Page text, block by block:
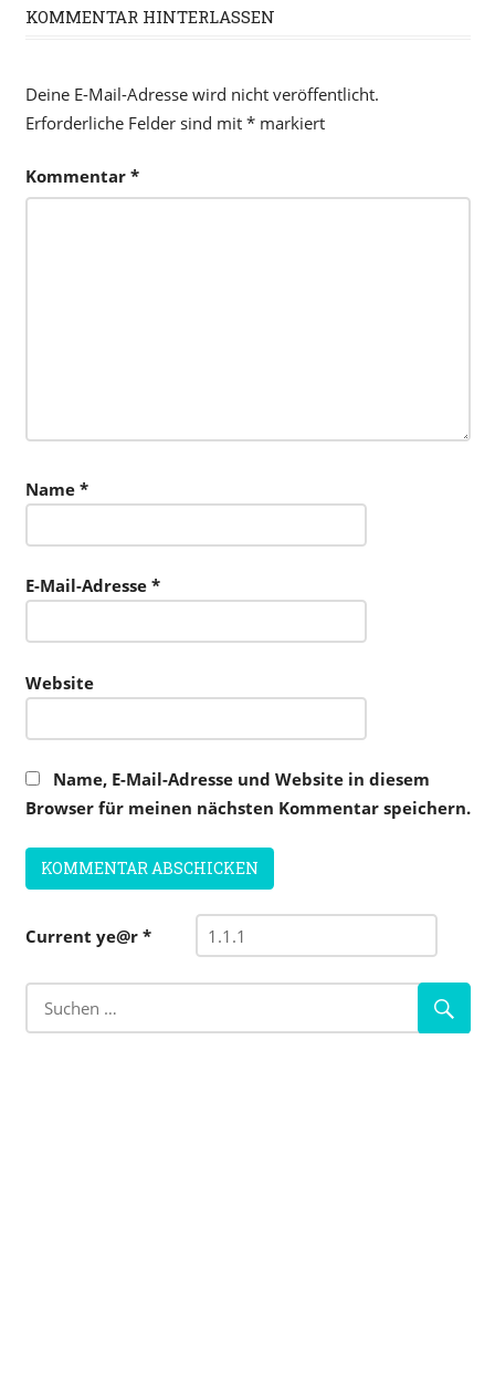
KOMMENTAR HINTERLASSEN
Deine E-Mail-Adresse wird nicht veröffentlicht.
Erforderliche Felder sind mit *markiert
Kommentar *
Name *
E-Mail-Adresse *
Website
Name, E-Mail-Adresse und Website in diesem
Browser für meinen nächsten Kommentar speichern.
Current ye@r *